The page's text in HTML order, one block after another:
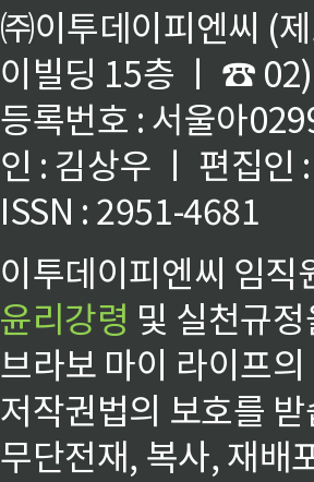
㈜이투데이피엔씨 (
이빌딩 15층 ㅣ ☎
등록번호 : 서울아
인 : 김상우 ㅣ 편집인
ISSN : 2951-4681
이투데이피엔씨 임
윤리강령 및 실천규
브라보 마이 라이프
저작권법의 보호를
무단전재, 복사, 재배